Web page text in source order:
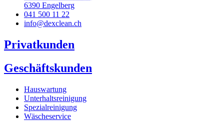
6390 Engelberg
041 500 11 22
info@dexclean.ch
Privatkunden
Geschäftskunden
Hauswartung
Unterhaltsreinigung
Spezialreinigung
Wäscheservice